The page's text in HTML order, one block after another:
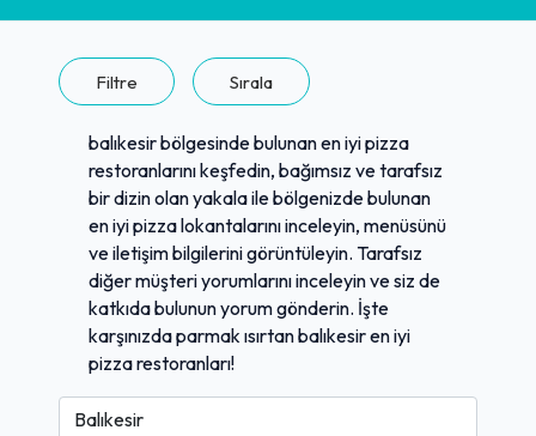
Filtre Sırala
balıkesir bölgesinde bulunan en iyi pizza
restoranlarını keşfedin, bağımsız ve tarafsız
bir dizin olan yakala ile bölgenizde bulunan
en iyi pizza lokantalarını inceleyin, menüsünü
ve iletişim bilgilerini görüntüleyin. Tarafsız
diğer müşteri yorumlarını inceleyin ve siz de
katkıda bulunun yorum gönderin. İşte
karşınızda parmak ısırtan balıkesir en iyi
pizza restoranları!